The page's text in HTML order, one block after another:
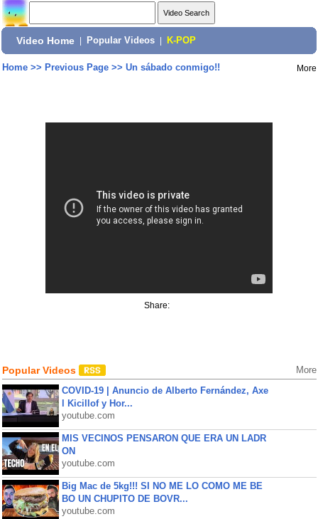
Video Home Popular Videos K-POP
Home>> Previous Page>> Un sábado conmigo!! More
Share:
Popular Videos More
COVID-19 | Anuncio de Alberto Fernández, Axe
l Kicillof y Hor...
youtube.com
MIS VECINOS PENSARON QUE ERA UN LADR
ON
youtube.com
Big Mac de 5kg!!! SI NO ME LO COMO ME BE
BO UN CHUPITO DE BOVR...
youtube.com